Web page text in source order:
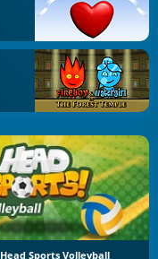
Head Sports Volleyball